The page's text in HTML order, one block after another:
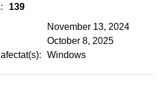
139
November 13, 2024
October 8, 2025
Windows